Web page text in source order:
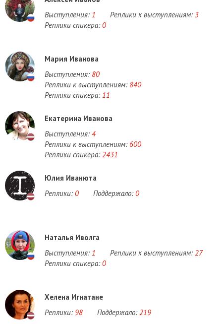
Выступления: 1 Реплики к выступлениям: 3
Реплики спикера: 0
Мария Иванова
Выступления: 80
Реплики к выступлениям: 840
Реплики спикера: 11
Екатерина Иванова
Выступления: 4
Реплики к выступлениям: 600
Реплики спикера: 2431
Юлия Иванюта
Реплики: 0 Поддержало: 0
Наталья Иволга
Выступления: 1 Реплики к выступлениям: 27
Реплики спикера: 0
Хелена Игнатане
Реплики: 98 Поддержало: 219